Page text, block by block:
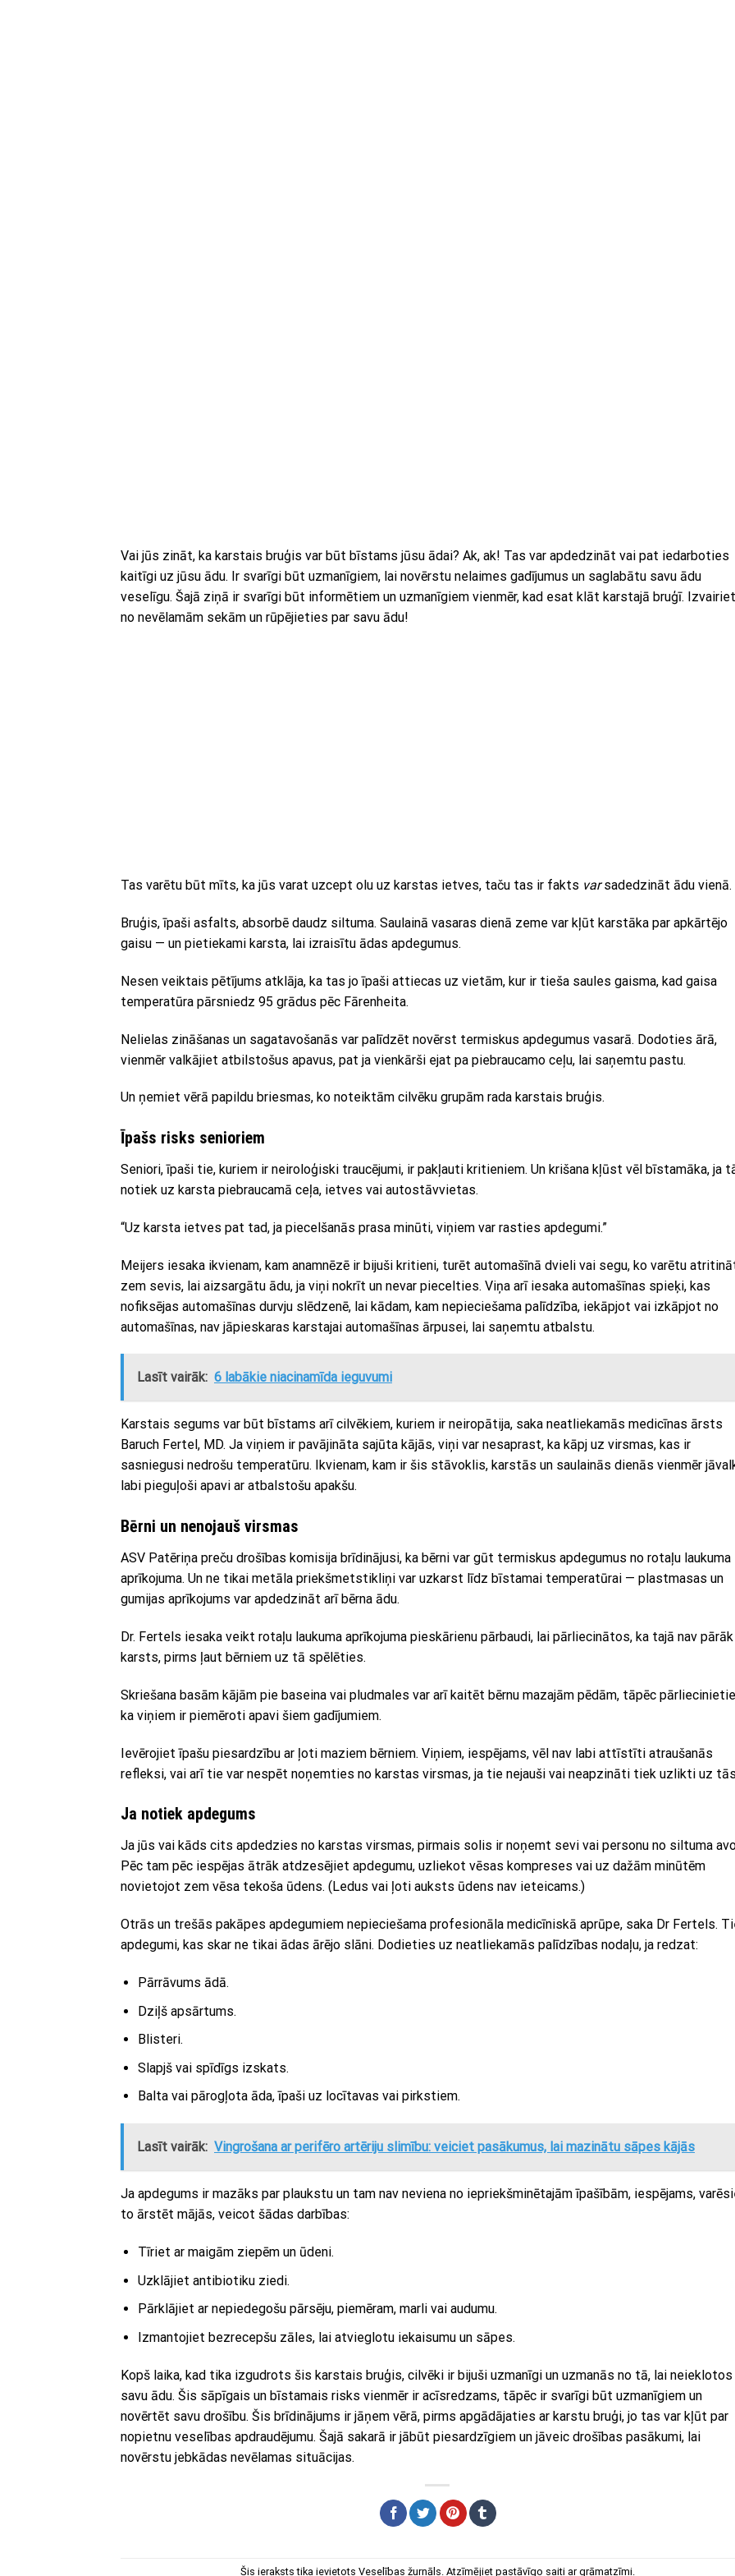
Vai jūs zināt, ka karstais bruģis var būt bīstams jūsu ādai? Ak, ak! Tas var apdedzināt vai pat iedarboties
kaitīgi uz jūsu ādu. Ir svarīgi būt uzmanīgiem, lai novērstu nelaimes gadījumus un saglabātu savu ādu
veselīgu. Šajā ziņā ir svarīgi būt informētiem un uzmanīgiem vienmēr, kad esat klāt karstajā bruģī.
no nevēlamām sekām un rūpējieties par savu ādu!
Tas varētu būt mīts, ka jūs varat uzcept olu uz karstas ietves, taču tas ir fakts varsadedzināt ādu vienā.
Bruģis, īpaši asfalts, absorbē daudz siltuma. Saulainā vasaras dienā zeme var kļūt karstāka par apkārtējo
gaisu — un pietiekami karsta, lai izraisītu ādas apdegumus.
Nesen veiktais pētījums atklāja, ka tas jo īpaši attiecas uz vietām, kur ir tieša saules gaisma, kad gaisa
temperatūra pārsniedz 95 grādus pēc Fārenheita.
Nelielas zināšanas un sagatavošanās var palīdzēt novērst termiskus apdegumus vasarā. Dodoties ārā,
vienmēr valkājiet atbilstošus apavus, pat ja vienkārši ejat pa piebraucamo ceļu, lai saņemtu pastu.
Un ņemiet vērā papildu briesmas, ko noteiktām cilvēku grupām rada karstais bruģis.
Īpašs risks senioriem
Seniori, īpaši tie, kuriem ir neiroloģiski traucējumi, ir pakļauti kritieniem. Un krišana kļūst vēl bīstamāka, ja
notiek uz karsta piebraucamā ceļa, ietves vai autostāvvietas.
“Uz karsta ietves pat tad, ja piecelšanās prasa minūti, viņiem var rasties apdegumi.”
Meijers iesaka ikvienam, kam anamnēzē ir bijuši kritieni, turēt automašīnā dvieli vai segu, ko varētu
zem sevis, lai aizsargātu ādu, ja viņi nokrīt un nevar piecelties. Viņa arī iesaka automašīnas spieķi, kas
nofiksējas automašīnas durvju slēdzenē, lai kādam, kam nepieciešama palīdzība, iekāpjot vai izkāpjot no
automašīnas, nav jāpieskaras karstajai automašīnas ārpusei, lai saņemtu atbalstu.
Lasīt vairāk: 6 labākie niacinamīda ieguvumi
Karstais segums var būt bīstams arī cilvēkiem, kuriem ir neiropātija, saka neatliekamās medicīnas ārsts
Baruch Fertel, MD. Ja viņiem ir pavājināta sajūta kājās, viņi var nesaprast, ka kāpj uz virsmas, kas ir
sasniegusi nedrošu temperatūru. Ikvienam, kam ir šis stāvoklis, karstās un saulainās dienās vienmēr
labi pieguļoši apavi ar atbalstošu apakšu.
Bērni un nenojauš virsmas
ASV Patēriņa preču drošības komisija brīdinājusi, ka bērni var gūt termiskus apdegumus no rotaļu laukuma
aprīkojuma. Un ne tikai metāla priekšmetstikliņi var uzkarst līdz bīstamai temperatūrai — plastmasas un
gumijas aprīkojums var apdedzināt arī bērna ādu.
Dr. Fertels iesaka veikt rotaļu laukuma aprīkojuma pieskārienu pārbaudi, lai pārliecinātos, ka tajā nav pārāk
karsts, pirms ļaut bērniem uz tā spēlēties.
Skriešana basām kājām pie baseina vai pludmales var arī kaitēt bērnu mazajām pēdām, tāpēc
ka viņiem ir piemēroti apavi šiem gadījumiem.
Ievērojiet īpašu piesardzību ar ļoti maziem bērniem. Viņiem, iespējams, vēl nav labi attīstīti atraušanās
refleksi, vai arī tie var nespēt noņemties no karstas virsmas, ja tie nejauši vai neapzināti tiek uzlikti uz
Ja notiek apdegums
Ja jūs vai kāds cits apdedzies no karstas virsmas, pirmais solis ir noņemt sevi vai personu no siltuma
Pēc tam pēc iespējas ātrāk atdzesējiet apdegumu, uzliekot vēsas kompreses vai uz dažām minūtēm
novietojot zem vēsa tekoša ūdens. (Ledus vai ļoti auksts ūdens nav ieteicams.)
Otrās un trešās pakāpes apdegumiem nepieciešama profesionāla medicīniskā aprūpe, saka Dr Fertels.
apdegumi, kas skar ne tikai ādas ārējo slāni. Dodieties uz neatliekamās palīdzības nodaļu, ja redzat:
Pārrāvums ādā.
Dziļš apsārtums.
Blisteri.
Slapjš vai spīdīgs izskats.
Balta vai pārogļota āda, īpaši uz locītavas vai pirkstiem.
Lasīt vairāk: Vingrošana ar perifēro artēriju slimību: veiciet pasākumus, lai mazinātu sāpes kājās
Ja apdegums ir mazāks par plaukstu un tam nav neviena no iepriekšminētajām īpašībām, iespējams,
to ārstēt mājās, veicot šādas darbības:
Tīriet ar maigām ziepēm un ūdeni.
Uzklājiet antibiotiku ziedi.
Pārklājiet ar nepiedegošu pārsēju, piemēram, marli vai audumu.
Izmantojiet bezrecepšu zāles, lai atvieglotu iekaisumu un sāpes.
Kopš laika, kad tika izgudrots šis karstais bruģis, cilvēki ir bijuši uzmanīgi un uzmanās no tā, lai neieklotos
savu ādu. Šis sāpīgais un bīstamais risks vienmēr ir acīsredzams, tāpēc ir svarīgi būt uzmanīgiem un
novērtēt savu drošību. Šis brīdinājums ir jāņem vērā, pirms apgādājaties ar karstu bruģi, jo tas var kļūt par
nopietnu veselības apdraudējumu. Šajā sakarā ir jābūt piesardzīgiem un jāveic drošības pasākumi, lai
novērstu jebkādas nevēlamas situācijas.
Šis ieraksts tika ievietots Veselības žurnāls . Atzīmējiet pastāvīgo saitiar grāmatzīmi.